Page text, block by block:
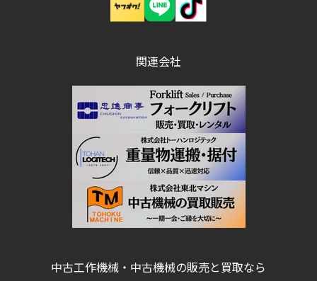
関連会社
中古工作機械・中古機械の販売と買取なら